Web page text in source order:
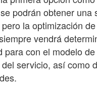
podrán obtener una
pero la optimización
vendrá
para con el modelo
servicio, así como